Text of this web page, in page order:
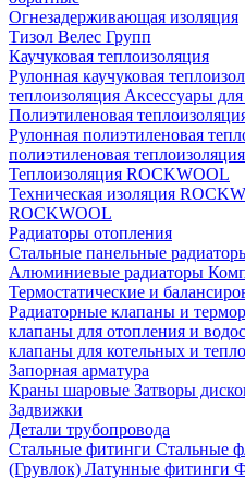
Огнезадерживающая изоляция
Тизол Велес Групп
Каучуковая теплоизоляция
Рулонная каучуковая
теплоизоляция Аксессуары
Полиэтиленовая
Рулонная полиэтиленовая
полиэтиленовая теплоизоляция
Теплоизоляция ROCKWOOL
Техническая изоляция
ROCKWOOL
Радиаторы отопления
Стальные панельные
Алюминиевые радиаторы
Термостатические и
Радиаторные клапаны и
клапаны для отопления и
клапаны для котельных и
Запорная арматура
Краны шаровые Затворы
Задвижки
Детали трубопровода
Стальные фитинги Стальные
(Грувлок) Латунные фитинги